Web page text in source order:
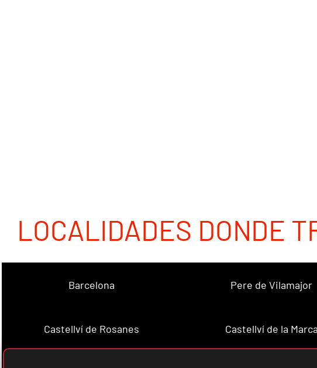
LOCALIDADES DONDE
Barcelona Pere de Vilamajor
Castellví de Rosanes Castellví de la Marca